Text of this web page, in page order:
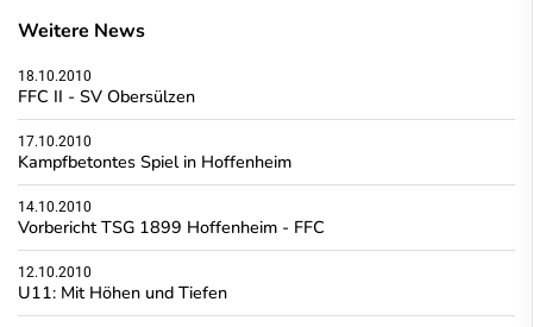
Weitere News
18.10.2010
FFC II - SV Obersülzen
17.10.2010
Kampfbetontes Spiel in Hoffenheim
14.10.2010
Vorbericht TSG 1899 Hoffenheim - FFC
12.10.2010
U11: Mit Höhen und Tiefen